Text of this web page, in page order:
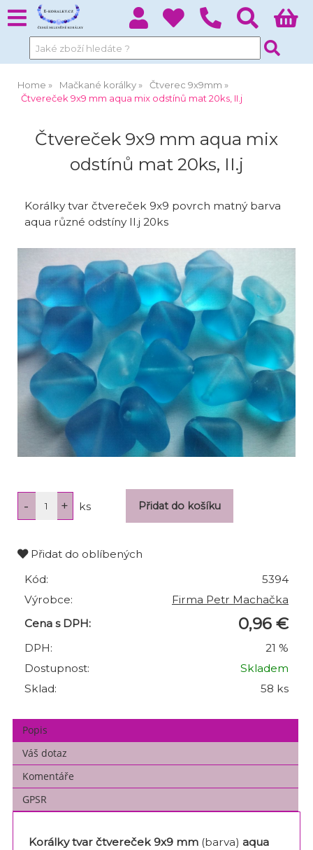
Home Mačkané korálky
Čtverec 9x9mm
Čtvereček 9x9 mm aqua mix odstínů mat 20ks, II.j
Čtvereček 9x9 mm aqua mix
odstínů mat 20ks, II.j
Korálky tvar čtvereček 9x9 povrch matný barva
aqua různé odstíny II.j 20ks
ks
Přidat do oblíbených
Kód:
5394
Výrobce:
Firma Petr Machačka
Cena s DPH:
0,96 €
DPH:
21 %
Dostupnost:
Skladem
Sklad:
58 ks
Popis
Váš dotaz
Komentáře
GPSR
Korálky tvar čtvereček 9x9 mm (barva) aqua